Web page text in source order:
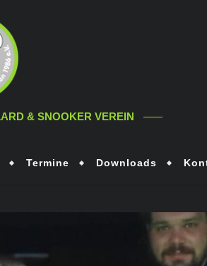
& SNOOKER VEREIN
Termine Downloads